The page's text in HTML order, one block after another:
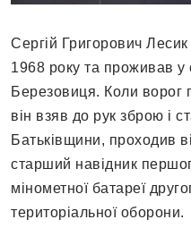
Сергій Григорович
1968 року та проживав у
Березовиця. Коли
він взяв до рук зброю і
Батьківщини, проходив
старший навідник
мінометної батареї
територіальної оборони.